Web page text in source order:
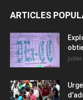
ARTICLES
juillet